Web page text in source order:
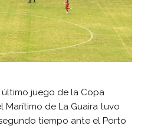
último juego de la Copa
Marítimo de La Guaira tuvo
tiempo ante el Porto